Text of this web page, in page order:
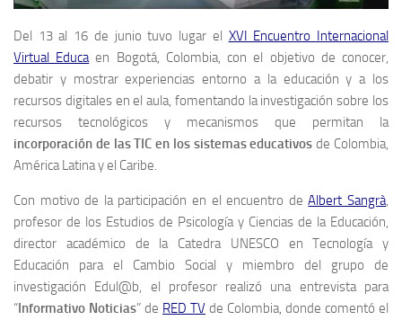
Del 13 al 16 de junio tuvo lugar el XVI Encuentro Internacional
Virtual Educaen Bogotá, Colombia, con el objetivo de conocer,
debatir y mostrar experiencias entorno a la educación y a los
recursos digitales en el aula, fomentando la investigación sobre los
recursos tecnológicos y mecanismos que permitan la
incorporación de las TIC en los sistemas educativos de Colombia,
América Latina y el Caribe.
Con motivo de la participación en el encuentro deAlbert Sangrà,
profesor de los Estudios de Psicología y Ciencias de la Educación,
director académico de la Catedra UNESCO en Tecnología y
Educación para el Cambio Social y miembro del grupo de
investigación Edul@b, el profesor realizó una entrevista para
“ Informativo Noticias” de RED TV de Colombia, donde comentó el